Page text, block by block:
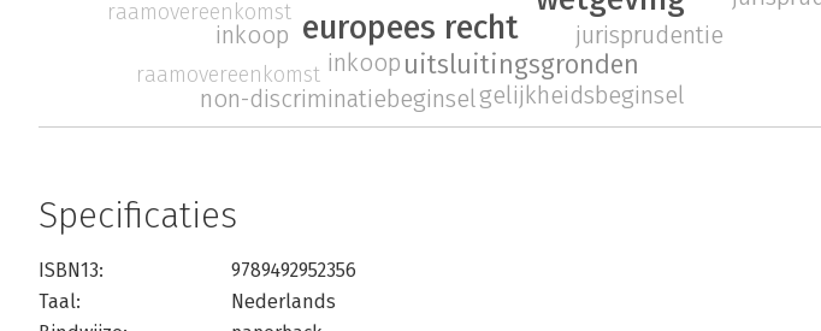
europees recht
uitsluitingsgronden
jurisprudentie
raamovereenkomst
inkoop
gelijkheidsbeginsel
non-discriminatiebeginsel
raamovereenkomst
inkoop
Specificaties
ISBN13:
9789492952356
Taal:
Nederlands